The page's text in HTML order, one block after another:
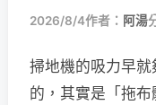
2026/8/4作者： 阿湯
掃地機的吸力早
的，其實是「拖